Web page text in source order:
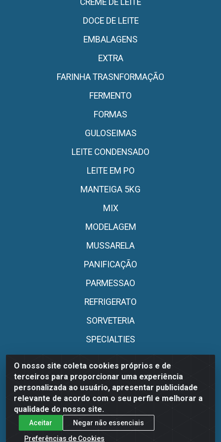
O nosso site coleta cookies próprios e de
terceiros para proporcionar uma experiência
personalizada ao usuário, apresentar publicidade
relevante de acordo com o seu perfil e melhorar a
qualidade do nosso site.
Aceitar
Negar não essenciais
Preferências de Cookies
CREME DE LEITE
DOCE DE LEITE
EMBALAGENS
EXTRA
FARINHA TRASNFORMAÇÃO
FERMENTO
FORMAS
GULOSEIMAS
LEITE CONDENSADO
LEITE EM PO
MANTEIGA 5KG
MIX
MODELAGEM
MUSSARELA
PANIFICAÇÃO
PARMESSAO
REFRIGERATO
SORVETERIA
SPECIALTIES
UTENSILIOS
Fale Conosco
(81) 99166-2327